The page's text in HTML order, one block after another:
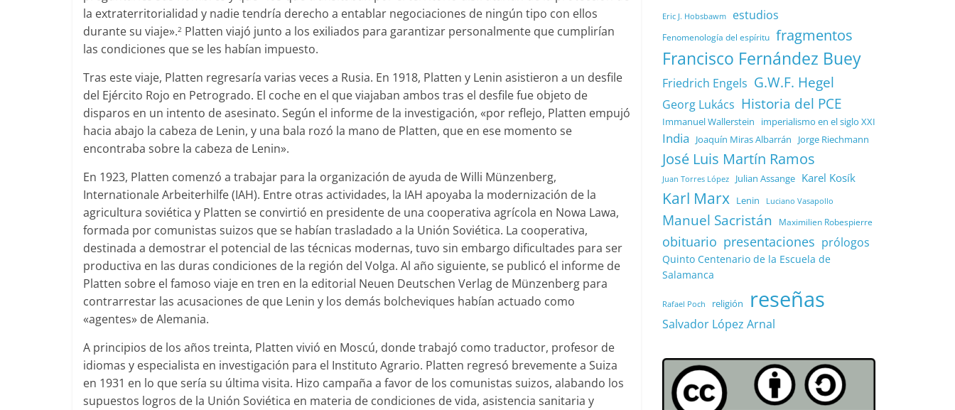
la extraterritorialidad y nadie tendría derecho a entablar negociaciones de ningún tipo con ellos
durante su viaje».2 Platten viajó junto a los exiliados para garantizar personalmente que cumplirían
las condiciones que se les habían impuesto.
Tras este viaje, Platten regresaría varias veces a Rusia. En 1918, Platten y Lenin asistieron a un desfile
del Ejército Rojo en Petrogrado. El coche en el que viajaban ambos tras el desfile fue objeto de
disparos en un intento de asesinato. Según el informe de la investigación, «por reflejo, Platten empujó
hacia abajo la cabeza de Lenin, y una bala rozó la mano de Platten, que en ese momento se
encontraba sobre la cabeza de Lenin».
En 1923, Platten comenzó a trabajar para la organización de ayuda de Willi Münzenberg,
Internationale Arbeiterhilfe (IAH). Entre otras actividades, la IAH apoyaba la modernización de la
agricultura soviética y Platten se convirtió en presidente de una cooperativa agrícola en Nowa Lawa,
formada por comunistas suizos que se habían trasladado a la Unión Soviética. La cooperativa,
destinada a demostrar el potencial de las técnicas modernas, tuvo sin embargo dificultades para ser
productiva en las duras condiciones de la región del Volga. Al año siguiente, se publicó el informe de
Platten sobre el famoso viaje en tren en la editorial Neuen Deutschen Verlag de Münzenberg para
contrarrestar las acusaciones de que Lenin y los demás bolcheviques habían actuado como
«agentes» de Alemania.
A principios de los años treinta, Platten vivió en Moscú, donde trabajó como traductor, profesor de
idiomas y especialista en investigación para el Instituto Agrario. Platten regresó brevemente a Suiza
en 1931 en lo que sería su última visita. Hizo campaña a favor de los comunistas suizos, alabando los
supuestos logros de la Unión Soviética en materia de condiciones de vida, asistencia sanitaria y
Eric J. Hobsbawm estudios
Fenomenología del espíritu fragmentos
Francisco Fernández Buey
Friedrich Engels G.W.F. Hegel
Georg Lukács Historia del PCE
Immanuel Wallerstein imperialismo en el siglo XXI
India Joaquín Miras Albarrán Jorge Riechmann
José Luis Martín Ramos
Juan Torres López Julian Assange Karel Kosík
Karl Marx Lenin Luciano Vasapollo
Manuel Sacristán Maximilien Robespierre
obituario presentaciones prólogos
Quinto Centenario de la Escuela de
Salamanca
Rafael Poch religión reseñas
Salvador López Arnal